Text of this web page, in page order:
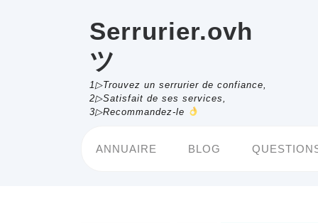
Serrurier.ovh
ツ
1▷Trouvez un serrurier de confiance,
2▷Satisfait de ses services,
3▷Recommandez-le
ANNUAIRE BLOG